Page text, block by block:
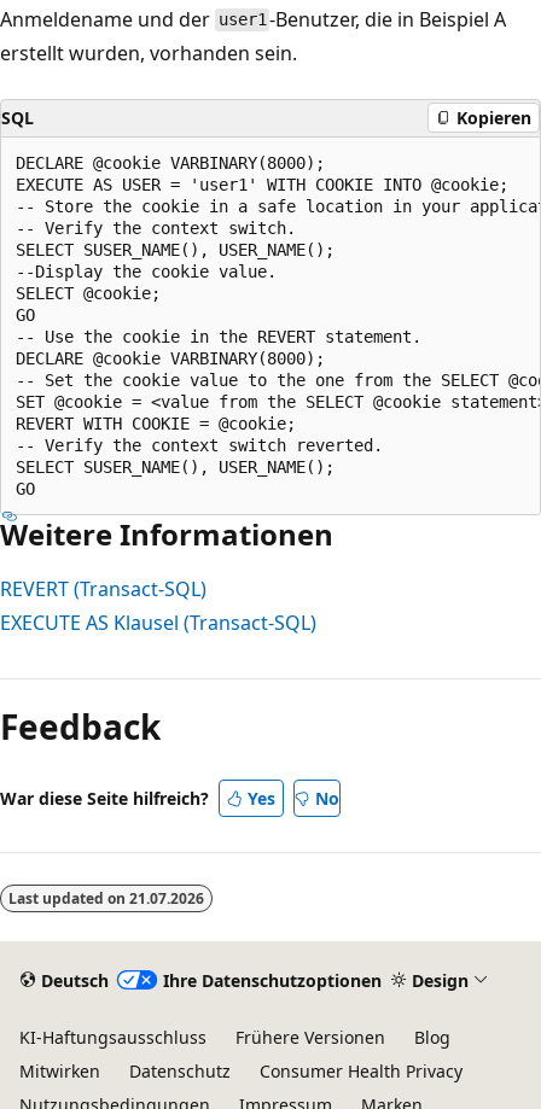
Anmeldename und der user1-Benutzer, die in Beispiel A
erstellt wurden, vorhanden sein.
SQL Kopieren
DECLARE @cookie VARBINARY(8000);
EXECUTE AS USER = 'user1' WITH COOKIE INTO @cookie;
-- Store the cookie in a safe location in your
-- Verify the context switch.
SELECT SUSER_NAME(), USER_NAME();
--Display the cookie value.
SELECT @cookie;
GO
-- Use the cookie in the REVERT statement.
DECLARE @cookie VARBINARY(8000);
-- Set the cookie value to the one from the SELECT
SET @cookie = <value from the SELECT @cookie
REVERT WITH COOKIE = @cookie;
-- Verify the context switch reverted.
SELECT SUSER_NAME(), USER_NAME();
Weitere Informationen
REVERT (Transact-SQL)
EXECUTE AS Klausel (Transact-SQL)
Feedback
War diese Seite hilfreich? Yes No
Last updated on 21.07.2026
Deutsch Ihre Datenschutzoptionen Design
KI-Haftungsausschluss Frühere Versionen
Blog
Mitwirken
Datenschutz
Consumer Health Privacy